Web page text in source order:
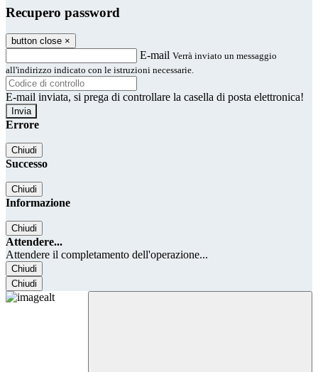
Recupero password
button close ×
E-mail Verrà inviato un messaggio
all'indirizzo indicato con le istruzioni necessarie.
E-mail inviata, si prega di controllare la casella di posta elettronica!
Errore
Chiudi
Successo
Chiudi
Informazione
Chiudi
Attendere...
Attendere il completamento dell'operazione...
Chiudi
Chiudi